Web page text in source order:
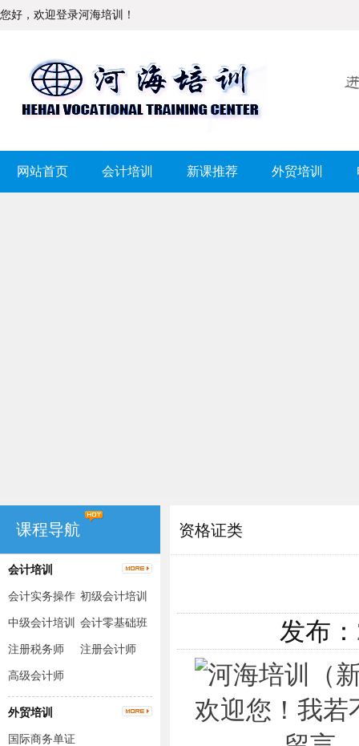
您好，欢迎登录河海培训！
网站首页 会计培训 新课推荐 外贸培训
课程导航
会计培训
会计实务操作
（出纳+手工
账+电脑账）
初级会计培训
中级会计培训 会计零基础班
注册税务师 注册会计师
高级会计师
外贸培训
国际商务单证
资格证类
发布：